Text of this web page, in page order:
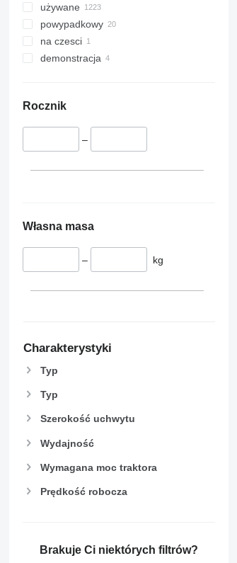
używane
powypadkowy
na czesci
demonstracja
Rocznik
–
Własna masa
– kg
Charakterystyki
Typ
Typ
Szerokość uchwytu
Wydajność
Wymagana moc traktora
Prędkość robocza
Brakuje Ci niektórych filtrów?